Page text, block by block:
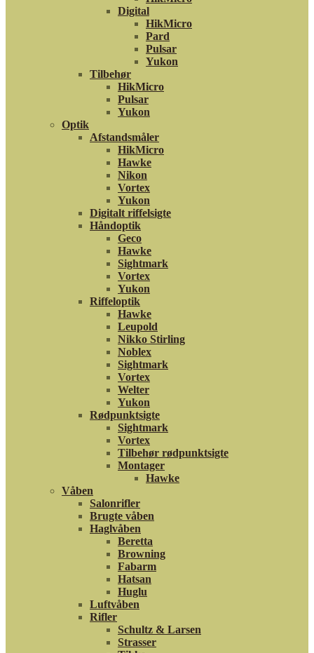
Digital
HikMicro
Pard
Pulsar
Yukon
Tilbehør
HikMicro
Pulsar
Yukon
Optik
Afstandsmåler
HikMicro
Hawke
Nikon
Vortex
Yukon
Digitalt riffelsigte
Håndoptik
Geco
Hawke
Sightmark
Vortex
Yukon
Riffeloptik
Hawke
Leupold
Nikko Stirling
Noblex
Sightmark
Vortex
Welter
Yukon
Rødpunktsigte
Sightmark
Vortex
Tilbehør rødpunktsigte
Montager
Hawke
Våben
Salonrifler
Brugte våben
Haglvåben
Beretta
Browning
Fabarm
Hatsan
Huglu
Luftvåben
Rifler
Schultz & Larsen
Strasser